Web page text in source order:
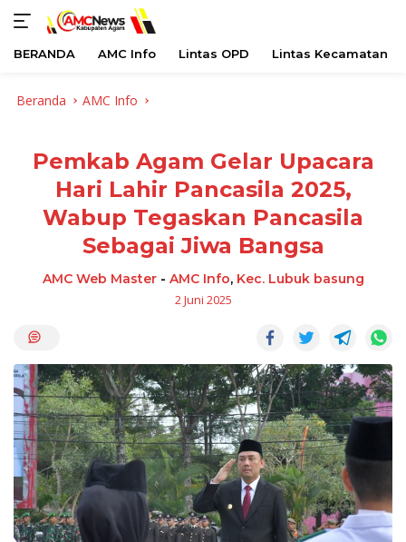
BERANDA AMC Info Lintas OPD Lintas Kecamatan
Beranda AMC Info
Pemkab Agam Gelar Upacara
Hari Lahir Pancasila 2025,
Wabup Tegaskan Pancasila
Sebagai Jiwa Bangsa
AMC Web Master- AMC Info, Kec. Lubuk basung
2 Juni 2025